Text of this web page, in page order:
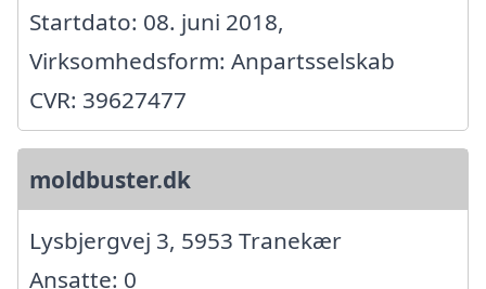
Startdato: 08. juni 2018,
Virksomhedsform: Anpartsselskab
CVR: 39627477
moldbuster.dk
Lysbjergvej 3, 5953 Tranekær
Ansatte: 0